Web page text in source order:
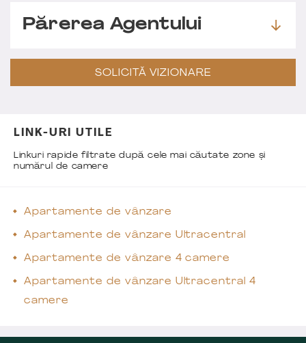
Părerea Agentului
SOLICITĂ VIZIONARE
LINK-URI UTILE
Linkuri rapide filtrate după cele mai căutate zone și
numărul de camere
Apartamente de vânzare
Apartamente de vânzare Ultracentral
Apartamente de vânzare 4 camere
Apartamente de vânzare Ultracentral 4
camere